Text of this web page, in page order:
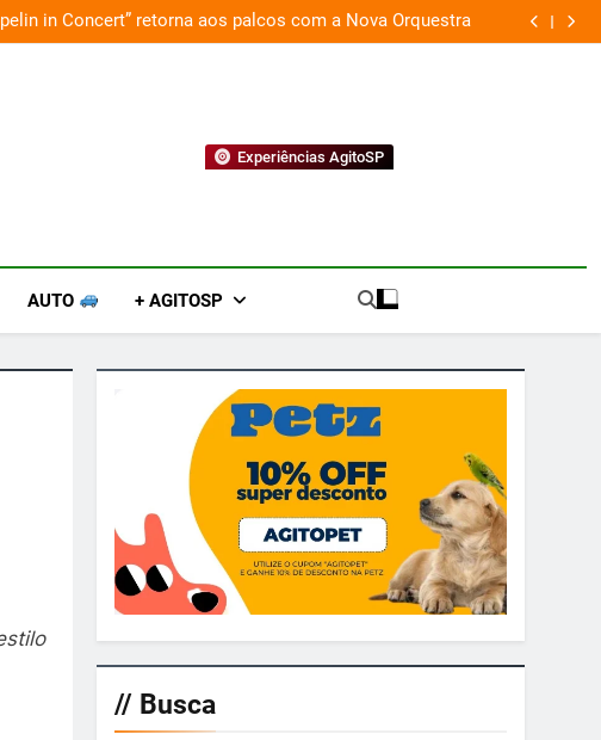
in Concert” retorna aos palcos com a Nova Orquestra Cobasi
Experiências AgitoSP
AUTO + AGITOSP
// Busca